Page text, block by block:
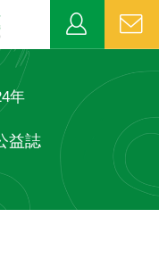
年
益誌